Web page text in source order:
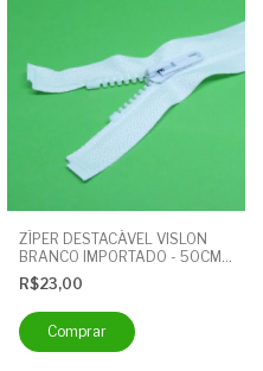
ZÍPER DESTACÁVEL VISLON
BRANCO IMPORTADO - 50CM -
PACOTE COM 10 UNIDADES
R$23,00